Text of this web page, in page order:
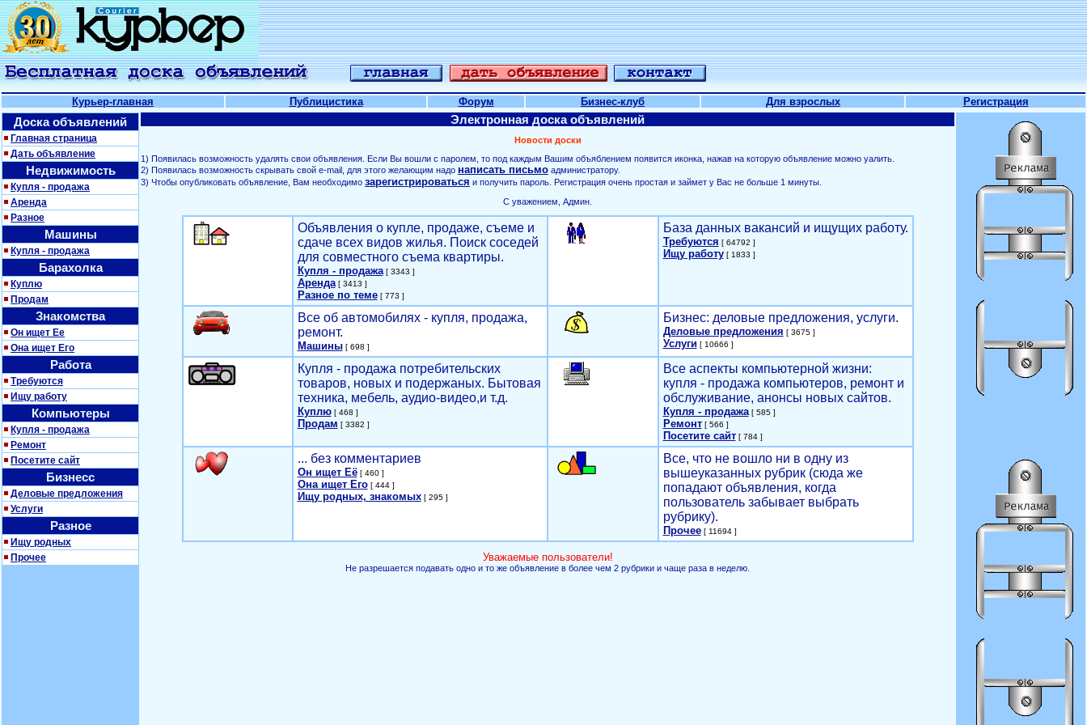
Курьер-главная Публицистика Форум Бизнес-клуб Для взрослых Регистрация
Доска объявлений
Главная страница
Дать объявление
Недвижимость
Купля - продажа
Аренда
Разное
Машины
Купля - продажа
Барахолка
Куплю
Продам
Знакомства
Он ищет Ее
Она ищет Его
Работа
Требуются
Ищу работу
Компьютеры
Купля - продажа
Ремонт
Посетите сайт
Бизнесс
Деловые предложения
Услуги
Разное
Ищу родных
Прочее
Электронная доска объявлений
Новости доски
1) Появилась возможность удалять свои объявления. Если Вы вошли с паролем, то под каждым Вашим объяблением появится иконка, нажав на которую объявление можно уалить.
2) Появилась возможность скрывать свой е-mail, для этого желающим надо написать письмо администратору.
3) Чтобы опубликовать объявление, Вам необходимо зарегистрироваться и получить пароль. Регистрация очень простая и займет у Вас не больше 1 минуты.
С уважением, Админ.
Объявления о купле, продаже, съеме и
сдаче всех видов жилья. Поиск соседей
для совместного съема квартиры.
Купля - продажа[ 3343 ]
Аренда[ 3413 ]
Разное по теме[ 773 ]
База данных вакансий и ищущих работу.
Требуются [ 64792 ]
Ищу работу[ 1833 ]
Все об автомобилях - купля, продажа,
ремонт.
Машины[ 698 ]
Бизнес: деловые предложения, услуги.
Деловые предложения [ 3675 ]
Услуги[ 10666 ]
Купля - продажа потребительских
товаров, новых и подержаных. Бытовая
техника, мебель, аудио-видео,и т.д.
Куплю[ 468 ]
Продам [ 3382 ]
Все аспекты компьютерной жизни:
купля - продажа компьютеров, ремонт и
обслуживание, анонсы новых сайтов.
Купля - продажа[ 585 ]
Ремонт[ 566 ]
Посетите сайт[ 784 ]
... без комментариев
Он ищет Её[ 460 ]
Она ищет Его[ 444 ]
Ищу родных, знакомых[ 295 ]
Все, что не вошло ни в одну из
вышеуказанных рубрик (сюда же
попадают объявления, когда
пользователь забывает выбрать
рубрику).
Прочее[ 11694 ]
Уважаемые пользователи!
Не разрешается подавать одно и то же объявление в более чем 2 рубрики и чаще раза в неделю.